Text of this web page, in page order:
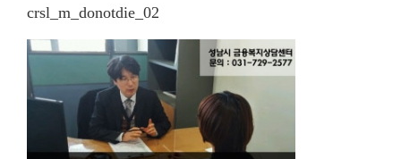
crsl_m_donotdie_02